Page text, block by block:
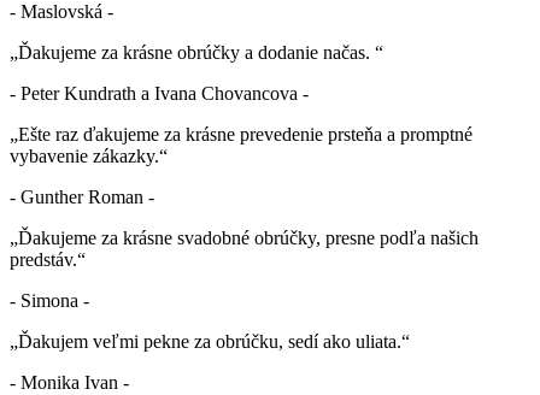
- Maslovská -
„Ďakujeme za krásne obrúčky a dodanie načas. “
- Peter Kundrath a Ivana Chovancova -
„Ešte raz ďakujeme za krásne prevedenie prsteňa a promptné
vybavenie zákazky.“
- Gunther Roman -
„Ďakujeme za krásne svadobné obrúčky, presne podľa našich
predstáv.“
- Simona -
„Ďakujem veľmi pekne za obrúčku, sedí ako uliata.“
- Monika Ivan -